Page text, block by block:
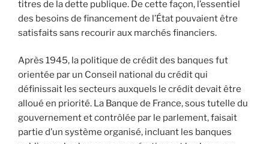
titres de la dette publique. De cette façon, l’essentiel
des besoins de financement de l’État pouvaient être
satisfaits sans recourir aux marchés financiers.
Après 1945, la politique de crédit des banques fut
orientée par un Conseil national du crédit qui
définissait les secteurs auxquels le crédit devait être
alloué en priorité. La Banque de France, sous tutelle du
gouvernement et contrôlée par le parlement, faisait
partie d’un système organisé, incluant les banques